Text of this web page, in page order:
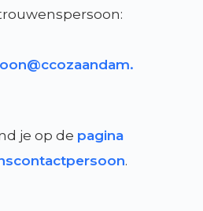
je op de pagina
.